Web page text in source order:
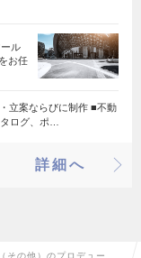
ル
お任
立案ならびに制作 ■不動
ログ、ポ…
詳細へ
その他）のプロデューサ